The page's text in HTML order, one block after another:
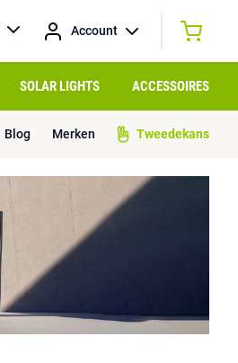
Account
SOLAR LIGHTS ACCESSOIRES
Blog Merken Tweedekans